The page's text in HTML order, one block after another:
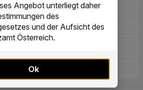
Angebot unterliegt daher
des
und der Aufsicht des
Österreich.
Ok